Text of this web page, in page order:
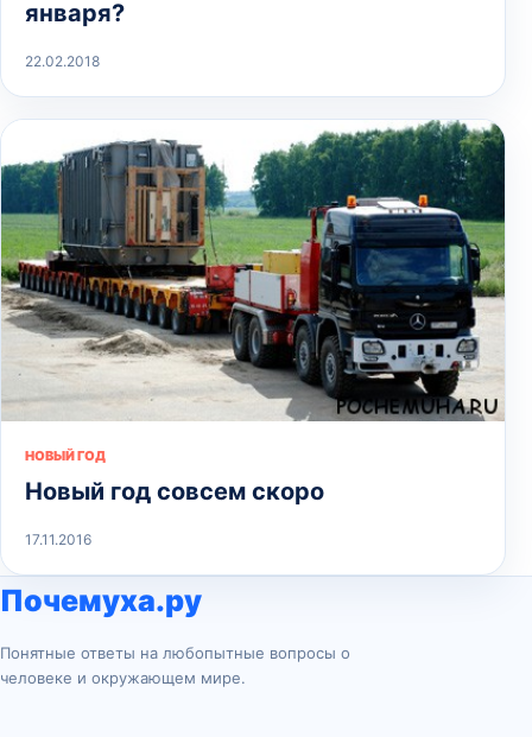
января?
22.02.2018
НОВЫЙ ГОД
Новый год совсем скоро
17.11.2016
Почемуха.ру
Понятные ответы на любопытные вопросы о
человеке и окружающем мире.